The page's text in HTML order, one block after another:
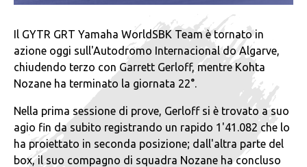
Il GYTR GRT Yamaha WorldSBK Team è tornato in
azione oggi sull'Autodromo Internacional do Algarve,
chiudendo terzo con Garrett Gerloff, mentre Kohta
Nozane ha terminato la giornata 22°.
Nella prima sessione di prove, Gerloff si è trovato a suo
agio fin da subito registrando un rapido 1'41.082 che lo
ha proiettato in seconda posizione; dall'altra parte del
box, il suo compagno di squadra Nozane ha concluso